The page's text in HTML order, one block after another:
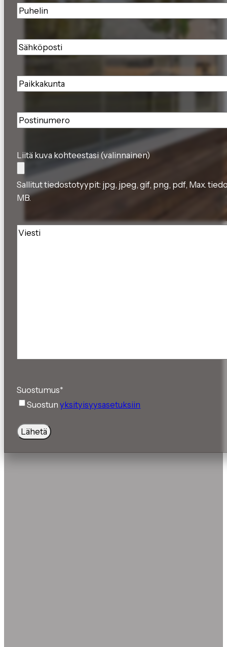
Puhelin*
Sähköposti*
Paikkakunta*
Postinumero*
Liitä kuva kohteestasi (valinnainen)
Sallitut tiedostotyypit: jpg, jpeg, gif, png, pdf, Max.
MB.
Viesti
Suostumus*
Suostunyksityisyysasetuksiin
Lähetä